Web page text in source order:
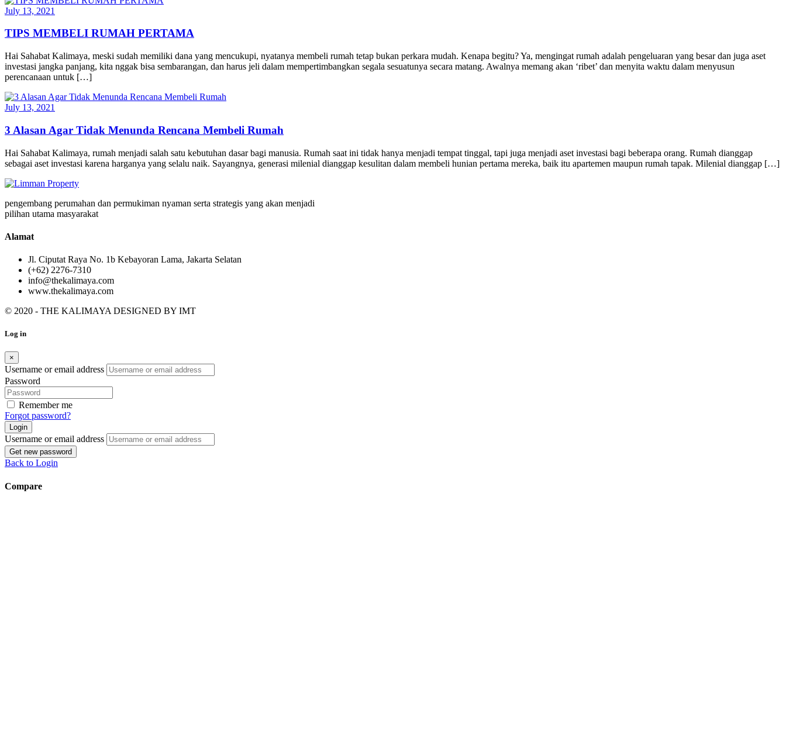
July 13, 2021
TIPS MEMBELI RUMAH PERTAMA
Hai Sahabat Kalimaya, meski sudah memiliki dana yang mencukupi, nyatanya membeli rumah tetap bukan perkara mudah. Kenapa begitu? Ya, mengingat rumah adalah pengeluaran yang besar dan juga aset
investasi jangka panjang, kita nggak bisa sembarangan, dan harus jeli dalam mempertimbangkan segala sesuatunya secara matang. Awalnya memang akan ‘ribet’ dan menyita waktu dalam menyusun
perencanaan untuk […]
July 13, 2021
3 Alasan Agar Tidak Menunda Rencana Membeli Rumah
Hai Sahabat Kalimaya, rumah menjadi salah satu kebutuhan dasar bagi manusia. Rumah saat ini tidak hanya menjadi tempat tinggal, tapi juga menjadi aset investasi bagi beberapa orang. Rumah dianggap
sebagai aset investasi karena harganya yang selalu naik. Sayangnya, generasi milenial dianggap kesulitan dalam membeli hunian pertama mereka, baik itu apartemen maupun rumah tapak. Milenial dianggap […]
pengembang perumahan dan permukiman nyaman serta strategis yang akan menjadi
pilihan utama masyarakat
Alamat
Jl. Ciputat Raya No. 1b Kebayoran Lama, Jakarta Selatan
(+62) 2276-7310
info@thekalimaya.com
www.thekalimaya.com
© 2020 - THE KALIMAYA DESIGNED BY IMT
Log in
×
Username or email address
Password
Remember me
Forgot password?
Login
Username or email address
Get new password
Back to Login
Compare